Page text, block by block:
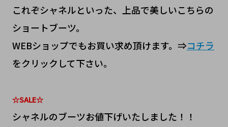
これぞシャネルといった、上品で美しいこちらの
ショートブーツ。
WEBショップでもお買い求め頂けます。⇒コチラ
をクリックして下さい。
☆SALE☆
シャネルのブーツお値下げいたしました！！